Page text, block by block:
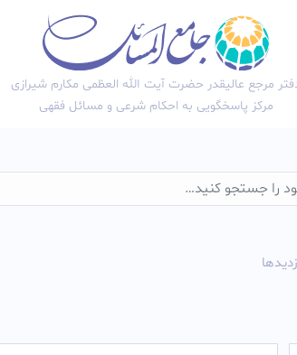
مرجع عالیقدر حضرت آیت الله العظمی مکارم شیرازی
مرکز پاسخگویی به احکام شرعی و مسائل فقهی